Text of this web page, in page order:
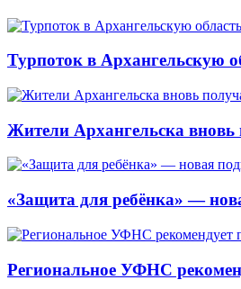
Турпоток в Архангельскую
Жители Архангельска вновь
«Защита для ребёнка» —
Региональное УФНС